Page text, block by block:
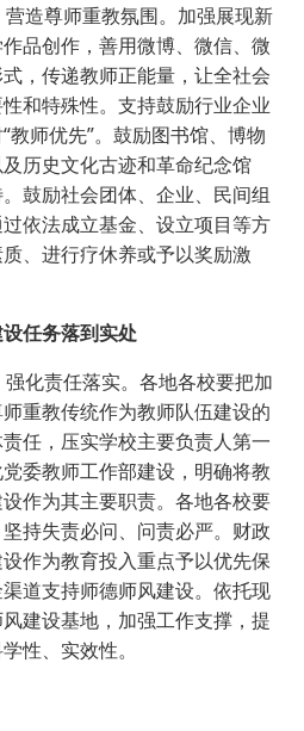
造尊师重教氛围。加强展现新
品创作，善用微博、微信、微
，传递教师正能量，让全社会
和特殊性。支持鼓励行业企业
教师优先”。鼓励图书馆、博物
历史文化古迹和革命纪念馆
。鼓励社会团体、企业、民间组
依法成立基金、设立项目等方
、进行疗休养或予以奖励激
任务落到实处
化责任落实。各地各校要把加
重教传统作为教师队伍建设的
任，压实学校主要负责人第一
委教师工作部建设，明确将教
作为其主要职责。各地各校要
持失责必问、问责必严。财政
作为教育投入重点予以优先保
道支持师德师风建设。依托现
建设基地，加强工作支撑，提
性、实效性。